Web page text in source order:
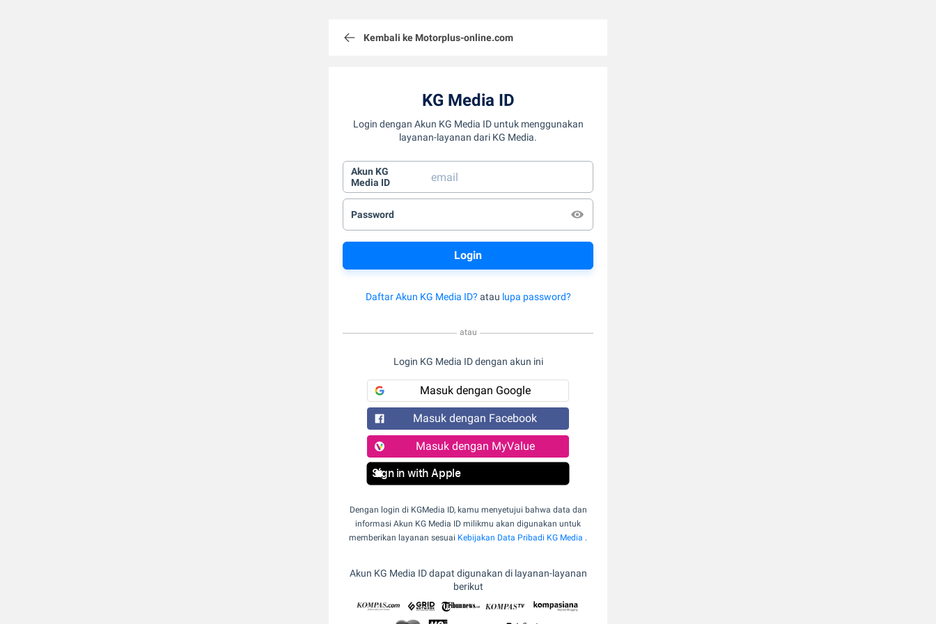
Kembali ke Motorplus-online.com
KG Media ID
Login dengan Akun KG Media ID untuk menggunakan
layanan-layanan dari KG Media.
Akun KG
Media ID
Password
Daftar Akun KG Media ID? atau lupa password?
atau
Login KG Media ID dengan akun ini
Masuk dengan Google
Masuk dengan Facebook
Masuk dengan MyValue
Sign in with Apple
Dengan login di KGMedia ID, kamu menyetujui bahwa data dan
informasi Akun KG Media ID milikmu akan digunakan untuk
memberikan layanan sesuai Kebijakan Data Pribadi KG Media .
Akun KG Media ID dapat digunakan di layanan-layanan
berikut